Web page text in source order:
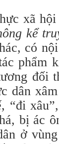
xã
kể
có
phẩm
đối
dân
“đi
bị ác
ở